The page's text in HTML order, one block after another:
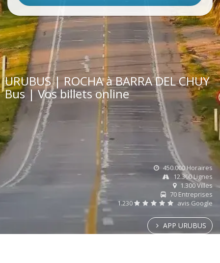
URUBUS | ROCHA à BARRA DEL CHUY
Bus | Vos billets online
450.000 Horaires
12.300 Lignes
1.300 Villes
70 Entreprises
1.230
avis Google
APP URUBUS